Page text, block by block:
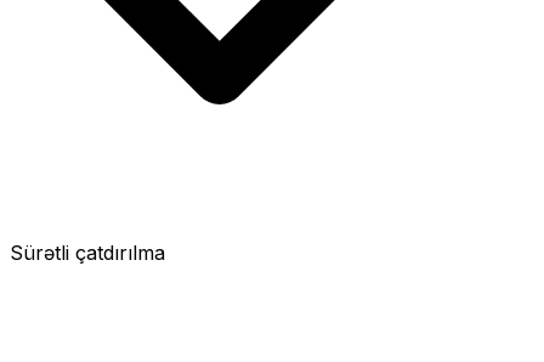
Sürətli çatdırılma